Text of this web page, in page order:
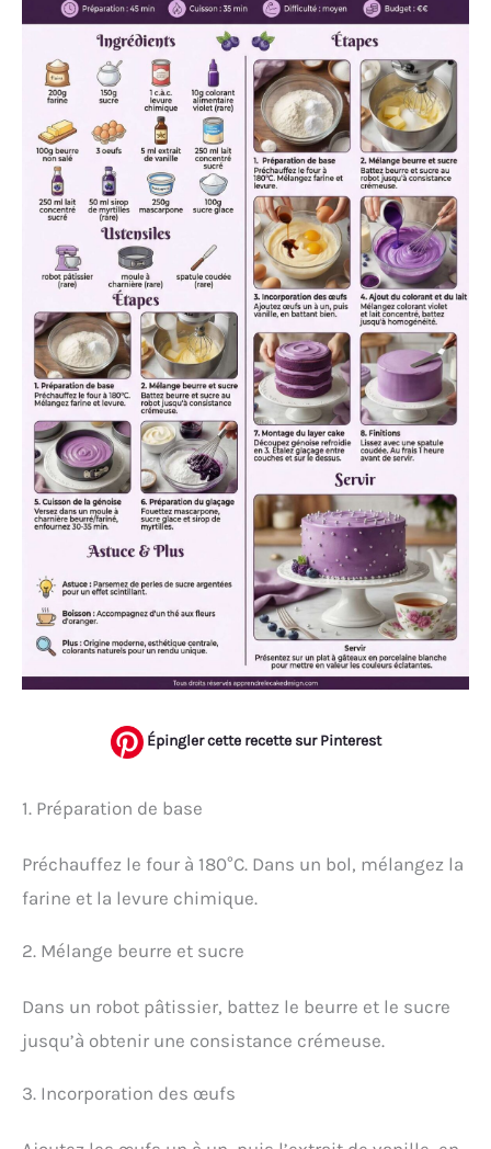
Épingler cette recette sur Pinterest
1. Préparation de base
Préchauffez le four à 180°C. Dans un bol, mélangez la
farine et la levure chimique.
2. Mélange beurre et sucre
Dans un robot pâtissier, battez le beurre et le sucre
jusqu’à obtenir une consistance crémeuse.
3. Incorporation des œufs